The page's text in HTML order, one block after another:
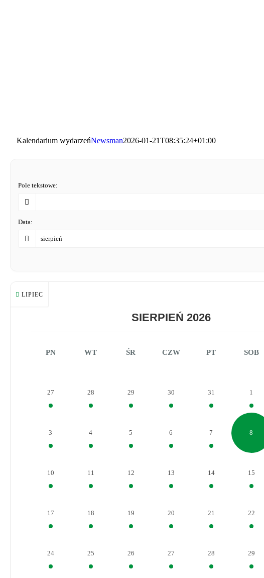
Kalendarium wydarzeńNewsman2026-01-21T08:35:24+01:00
Pole tekstowe:
Data:
LIPIEC
SIERPIEŃ 2026
PN WT ŚR CZW PT SOB
27 28 29 30 31 1
3 4 5 6 7 8
10 11 12 13 14 15
17 18 19 20 21 22
24 25 26 27 28 29